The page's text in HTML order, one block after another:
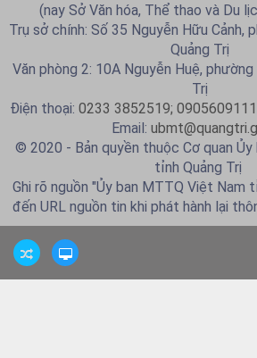
(nay Sở Văn hóa, Thể thao và Du
Trụ sở chính: Số 35 Nguyễn Hữu Cảnh,
Quảng Trị
Văn phòng 2: 10A Nguyễn Huệ,
Trị
Điện thoại: 0233 3852519; 0905609111
Email:
© 2020 - Bản quyền thuộc Cơ quan
tỉnh Quảng Trị
Ghi rõ nguồn "Ủy ban MTTQ Việt Nam
đến URL nguồn tin khi phát hành lại